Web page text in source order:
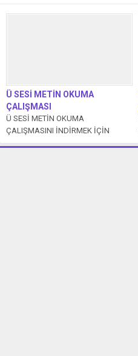
Ü SESİ METİN OKUMA
ÇALIŞMASI
Ü SESİ METİN OKUMA
ÇALIŞMASINI İNDİRMEK İÇİN
TIKLAYIN ÜTÜ Tülin o ütü. Tülü